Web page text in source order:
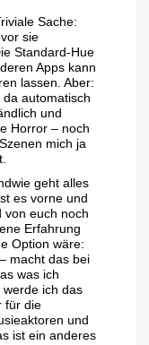
Sache:
sie
Standard-Hue
Apps kann
lassen. Aber:
automatisch
und
Horror – noch
mich ja
geht alles
es vorne und
von euch noch
Erfahrung
Option wäre:
macht das bei
was ich
ich das
für die
und
ist ein anderes